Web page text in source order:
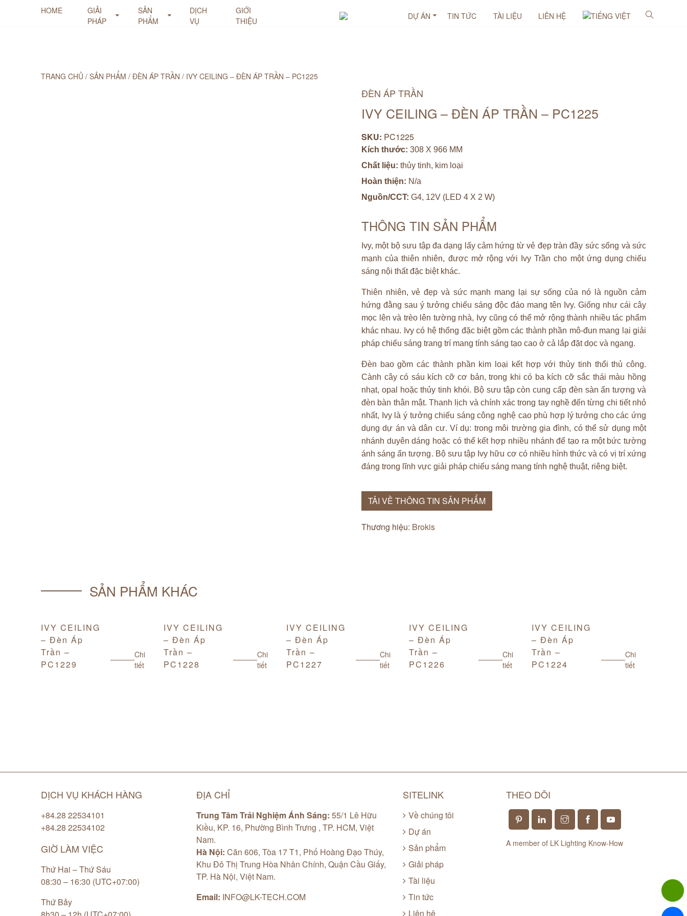
HOME
GIẢI
PHÁP
SẢN
PHẨM
DỊCH
VỤ
GIỚI
THIỆU
DỰ ÁN TIN TỨC TÀI LIỆU LIÊN HỆ
TRANG CHỦ / SẢN PHẨM / ĐÈN ÁP TRẦN / IVY CEILING – ĐÈN ÁP TRẦN – PC1225
ĐÈN ÁP TRẦN
IVY CEILING – ĐÈN ÁP TRẦN – PC1225
SKU: PC1225
Kích thước: 308 X 966 MM
Chất liệu: thủy tinh, kim loại
Hoàn thiện: N/a
Nguồn/CCT: G4, 12V (LED 4 X 2 W)
THÔNG TIN SẢN PHẨM
Ivy, một bộ sưu tập đa dạng lấy cảm hứng từ vẻ đẹp tràn đầy sức sống và sức
mạnh của thiên nhiên, được mở rộng với Ivy Trần cho một ứng dụng chiếu
sáng nội thất đặc biệt khác.
Thiên nhiên, vẻ đẹp và sức mạnh mang lại sự sống của nó là nguồn cảm
hứng đằng sau ý tưởng chiếu sáng độc đáo mang tên Ivy. Giống như cái cây
mọc lên và trèo lên tường nhà, Ivy cũng có thể mở rộng thành nhiều tác phẩm
khác nhau. Ivy có hệ thống đặc biệt gồm các thành phần mô-đun mang lại giải
pháp chiếu sáng trang trí mang tính sáng tạo cao ở cả lắp đặt dọc và ngang.
Đèn bao gồm các thành phần kim loại kết hợp với thủy tinh thổi thủ công.
Cành cây có sáu kích cỡ cơ bản, trong khi có ba kích cỡ sắc thái màu hồng
nhạt, opal hoặc thủy tinh khói. Bộ sưu tập còn cung cấp đèn sàn ấn tượng và
đèn bàn thân mật. Thanh lịch và chính xác trong tay nghề đến từng chi tiết nhỏ
nhất, Ivy là ý tưởng chiếu sáng công nghệ cao phù hợp lý tưởng cho các ứng
dụng dự án và dân cư. Ví dụ: trong môi trường gia đình, có thể sử dụng một
nhánh duyên dáng hoặc có thể kết hợp nhiều nhánh để tạo ra một bức tường
ánh sáng ấn tượng. Bộ sưu tập Ivy hữu cơ có nhiều hình thức và có vị trí xứng
đáng trong lĩnh vực giải pháp chiếu sáng mang tính nghệ thuật, riêng biệt.
TẢI VỀ THÔNG TIN SẢN PHẨM
Thương hiệu: Brokis
SẢN PHẨM KHÁC
IVY CEILING
– Đèn Áp
Trần –
PC1229
Chi
tiết
IVY CEILING
– Đèn Áp
Trần –
PC1228
Chi
tiết
IVY CEILING
– Đèn Áp
Trần –
PC1227
Chi
tiết
IVY CEILING
– Đèn Áp
Trần –
PC1226
Chi
tiết
IVY CEILING
– Đèn Áp
Trần –
PC1224
Chi
tiết
DỊCH VỤ KHÁCH HÀNG
+84.28 22534101
+84.28 22534102
GIỜ LÀM VIỆC
Thứ Hai – Thứ Sáu
08:30 – 16:30 (UTC+07:00)
Thứ Bảy
ĐỊA CHỈ
Trung Tâm Trải Nghiệm Ánh Sáng: 55/1 Lê Hữu
Kiều, KP. 16, Phường Bình Trưng , TP. HCM, Việt
Nam.
Hà Nội: Căn 606, Tòa 17 T1, Phố Hoàng Đạo Thúy,
Khu Đô Thị Trung Hòa Nhân Chính, Quận Cầu Giấy,
TP. Hà Nội, Việt Nam.
Email: INFO@LK-TECH.COM
SITELINK
Về chúng tôi
Dự án
Sản phẩm
Giải pháp
Tài liệu
Tin tức
Liên hệ
THEO DÕI
A member of LK Lighting Know-How